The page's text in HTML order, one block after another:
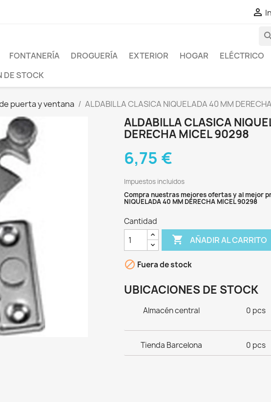

FONTANERÍA DROGUERÍA EXTERIOR HOGAR ELÉCTRICO
DE STOCK
puerta y ventana ALDABILLA CLASICA NIQUELADA 40 MM
ALDABILLA CLASICA
DERECHA MICEL 90298
6,75 €
Impuestos incluidos
Compra nuestras mejores ofertas y al mejor
NIQUELADA 40 MM DERECHA MICEL 90298
Cantidad
 AÑADIR AL CARRITO
 Fuera de stock
UBICACIONES DE STOCK
Almacén central 0 pcs
Tienda Barcelona 0 pcs